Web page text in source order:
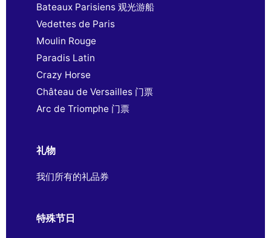
Bateaux Parisiens 观光游船
Vedettes de Paris
Moulin Rouge
Paradis Latin
Crazy Horse
Château de Versailles 门票
Arc de Triomphe 门票
礼物
我们所有的礼品券
特殊节日